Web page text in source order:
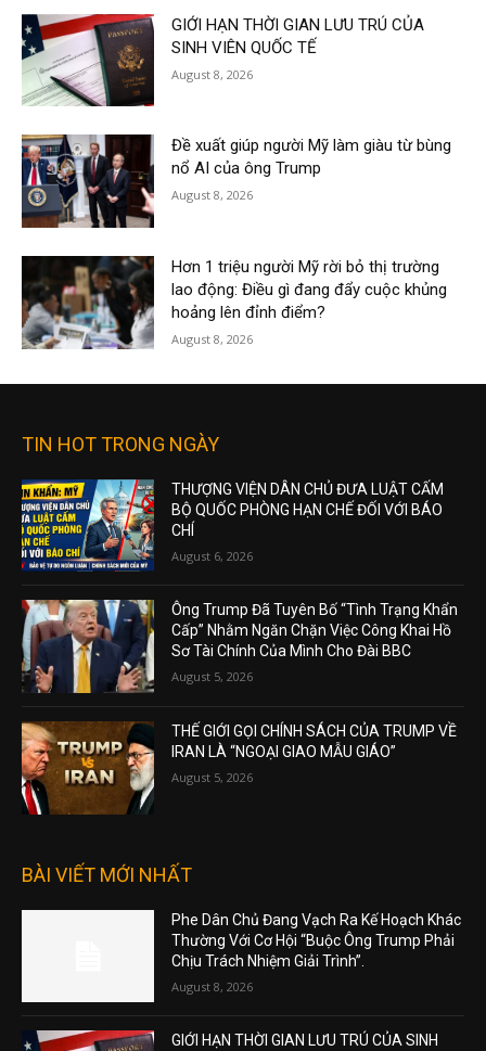
GIỚI HẠN THỜI GIAN LƯU TRÚ CỦA
SINH VIÊN QUỐC TẾ
August 8, 2026
Đề xuất giúp người Mỹ làm giàu từ bùng
nổ AI của ông Trump
August 8, 2026
Hơn 1 triệu người Mỹ rời bỏ thị trường
lao động: Điều gì đang đẩy cuộc khủng
hoảng lên đỉnh điểm?
August 8, 2026
TIN HOT TRONG NGÀY
THƯỢNG VIỆN DÂN CHỦ ĐƯA LUẬT CẤM
BỘ QUỐC PHÒNG HẠN CHẾ ĐỐI VỚI BÁO
CHÍ
August 6, 2026
Ông Trump Đã Tuyên Bố “Tình Trạng Khẩn
Cấp” Nhằm Ngăn Chặn Việc Công Khai Hồ
Sơ Tài Chính Của Mình Cho Đài BBC
August 5, 2026
THẾ GIỚI GỌI CHÍNH SÁCH CỦA TRUMP VỀ
IRAN LÀ “NGOẠI GIAO MẪU GIÁO”
August 5, 2026
BÀI VIẾT MỚI NHẤT
Phe Dân Chủ Đang Vạch Ra Kế Hoạch Khác
Thường Với Cơ Hội “Buộc Ông Trump Phải
Chịu Trách Nhiệm Giải Trình”.
August 8, 2026
GIỚI HẠN THỜI GIAN LƯU TRÚ CỦA SINH